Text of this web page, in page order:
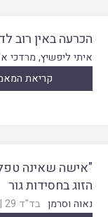
הכרעה באין רוב
איתי ליפשיץ, מרדכי
קריאת
"אישה שאינה
הזוג בחסידות גור
נאוה וסרמן בד"ד 29 |